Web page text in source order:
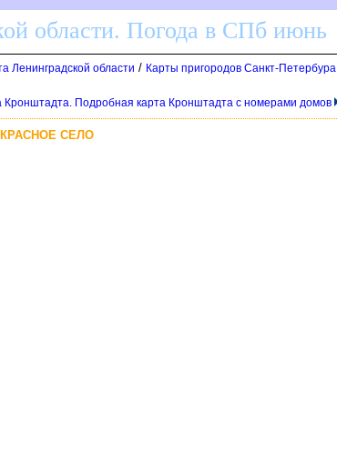
области. Погода в СПб июнь
Ленинградской области / Карты пригородов Санкт-Петербура
Кронштадта. Подробная карта Кронштадта с номерами домо
СЕЛО